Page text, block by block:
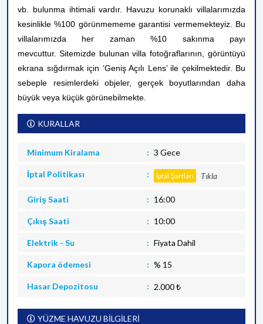
vb. bulunma ihtimali vardır. Havuzu korunaklı villalarımızda
kesinlikle %100 görünmememe garantisi vermemekteyiz. Bu
villalarımızda her zaman %10 sakınma payı
mevcuttur. Sitemizde bulunan villa fotoğraflarının, görüntüyü
ekrana sığdırmak için ’Geniş Açılı Lens’ ile çekilmektedir. Bu
sebeple resimlerdeki objeler, gerçek boyutlarından daha
büyük veya küçük görünebilmekte.
KURALLAR
Minimum Kiralama 3 Gece
İptal Politikası İptal Şartları Tıkla
Giriş Saati 16:00
Çıkış Saati 10:00
Elektrik - Su Fiyata Dahil
Kapora ödemesi % 15
Hasar Depozitosu 2.000 ₺
YÜZME HAVUZU BİLGİLERİ